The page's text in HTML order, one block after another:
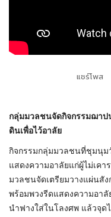
แชร์โพส
กลุ่มมวลชนจัดกิจกรรมฌาป
ดินเพื่อไว้อาลัย
กิจกรรมกลุ่มมวลชนที่ชุมนุม
แสดงความอาลัยแก่ผู้ไม่เค
มวลชนจัดเตรียมวางแผ่นสั
พร้อมพวงรีดแสดงความอา
นำฟางใส่ในโลงศพ แล้วจุด